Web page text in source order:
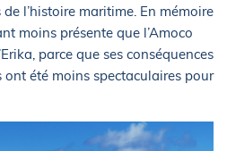
l’histoire maritime. En mémoire
moins présente que l’Amoco
parce que ses conséquences
ont été moins spectaculaires pour